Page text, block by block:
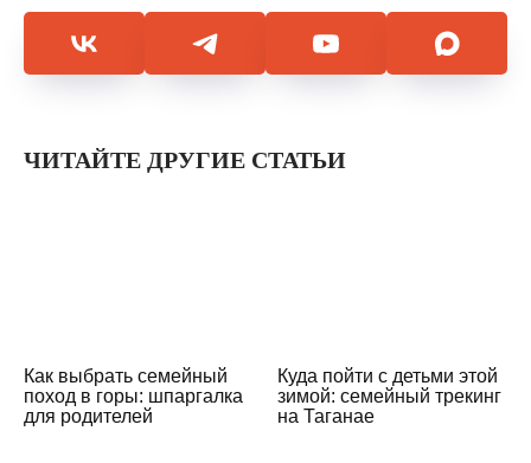
ЧИТАЙТЕ ДРУГИЕ СТАТЬИ
Как выбрать семейный
поход в горы: шпаргалка
для родителей
Куда пойти с детьми этой
зимой: семейный трекинг
на Таганае